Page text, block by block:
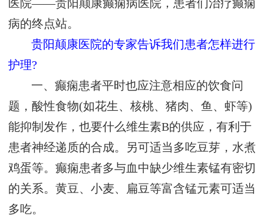
医院——贵阳颠康癫痫病医院，患者们治疗癫痫
病的终点站。
贵阳颠康医院的专家告诉我们患者怎样进行
护理?
一、癫痫患者平时也应注意相应的饮食问
题，酸性食物(如花生、核桃、猪肉、鱼、虾等)
能抑制发作，也要什么维生素B的供应，有利于
患者神经递质的合成。另可适当多吃豆芽，水煮
鸡蛋等。癫痫患者多与血中缺少维生素锰有密切
的关系。黄豆、小麦、扁豆等富含锰元素可适当
多吃。